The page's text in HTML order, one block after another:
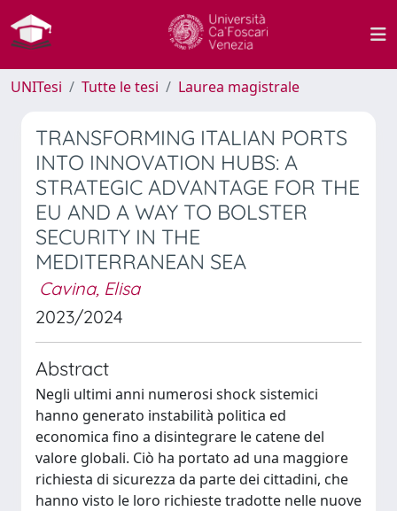
UNITesi Tutte le tesi Laurea magistrale
TRANSFORMING ITALIAN PORTS
INTO INNOVATION HUBS: A
STRATEGIC ADVANTAGE FOR THE
EU AND A WAY TO BOLSTER
SECURITY IN THE
MEDITERRANEAN SEA
Cavina, Elisa
2023/2024
Abstract
Negli ultimi anni numerosi shock sistemici
hanno generato instabilità politica ed
economica fino a disintegrare le catene del
valore globali. Ciò ha portato ad una maggiore
richiesta di sicurezza da parte dei cittadini, che
hanno visto le loro richieste tradotte nelle nuove